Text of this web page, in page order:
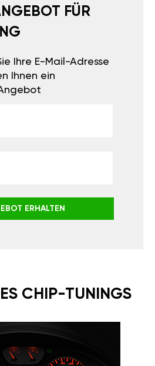
FÜR
Ihre E-Mail-Adresse
Ihnen ein
ERHALTEN
CHIP-TUNINGS